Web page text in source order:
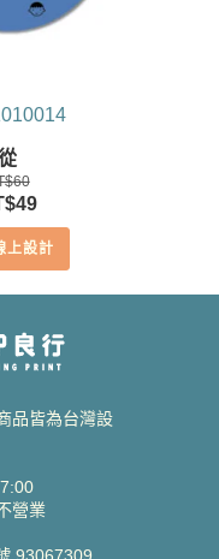
60
49目
前
價
上設計
品皆為台灣設
營業